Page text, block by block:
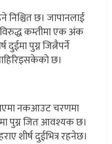
निश्चित छ। जापानलाई
कम्तीमा एक अंक
पुग्न जित्नैपर्ने
छ।
नकआउट चरणमा
पुग्न जित आवश्यक छ।
शीर्ष दुईभित्र रहनेछ।